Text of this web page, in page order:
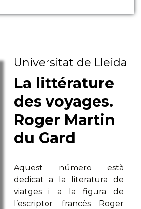
Universitat de Lleida
La littérature
des voyages.
Roger Martin
du Gard
Aquest número està
dedicat a la literatura de
viatges i a la figura de
l’escriptor francès Roger